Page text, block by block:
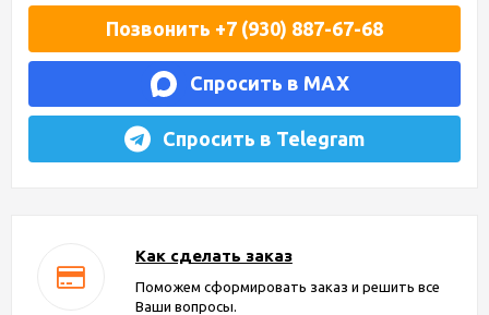
Позвонить +7 (930) 887-67-68
Спросить в MAX
Спросить в Telegram
Как сделать заказ
Поможем сформировать заказ и решить все
Ваши вопросы.